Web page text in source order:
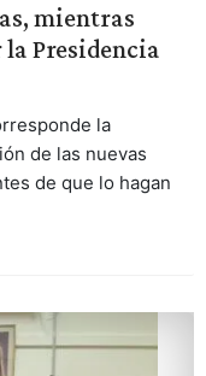
mientras
Presidencia
la
de las nuevas
de que lo hagan